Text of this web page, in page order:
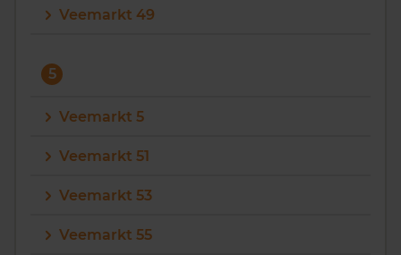
Veemarkt 49
5
Veemarkt 5
Veemarkt 51
Veemarkt 53
Veemarkt 55